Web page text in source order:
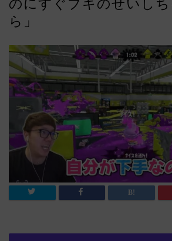
のにすぐブキのせいし
ら」